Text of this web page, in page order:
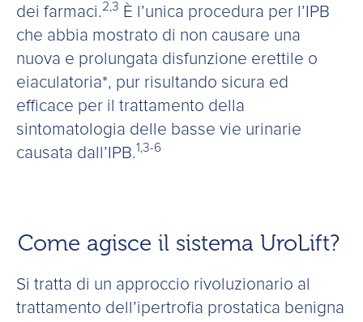
dei farmaci. 2,3 È l’unica procedura per l’IPB
che abbia mostrato di non causare una
nuova e prolungata disfunzione erettile o
eiaculatoria*, pur risultando sicura ed
efficace per il trattamento della
sintomatologia delle basse vie urinarie
causata dall’IPB.1,3-6
Come agisce il sistema UroLift?
Si tratta di un approccio rivoluzionario al
trattamento dell’ipertrofia prostatica benigna